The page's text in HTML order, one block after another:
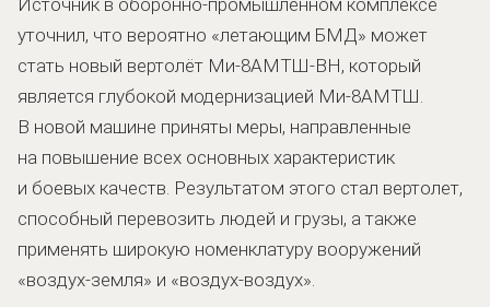
Источник в оборонно-промышленном комплексе
уточнил, что вероятно «летающим БМД» может
стать новый вертолёт Ми-8АМТШ-ВН, который
является глубокой модернизацией Ми-8АМТШ.
В новой машине приняты меры, направленные
на повышение всех основных характеристик
и боевых качеств. Результатом этого стал вертолет,
способный перевозить людей и грузы, а также
применять широкую номенклатуру вооружений
«воздух-земля» и «воздух-воздух».